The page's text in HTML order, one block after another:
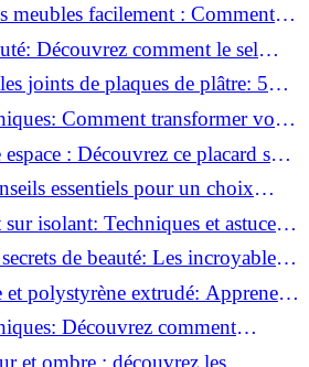
meubles facilement : Comment
en un clin d'œil !
Découvrez comment le sel
joints de plaques de plâtre: 5
comprendre les fissures!
Comment transformer votre
: Découvrez ce placard sous
coulissantes!
essentiels pour un choix
isolant: Techniques et astuces
de beauté: Les incroyables
et polystyrène extrudé: Apprenez
Découvrez comment
routine beauté!
et ombre : découvrez les